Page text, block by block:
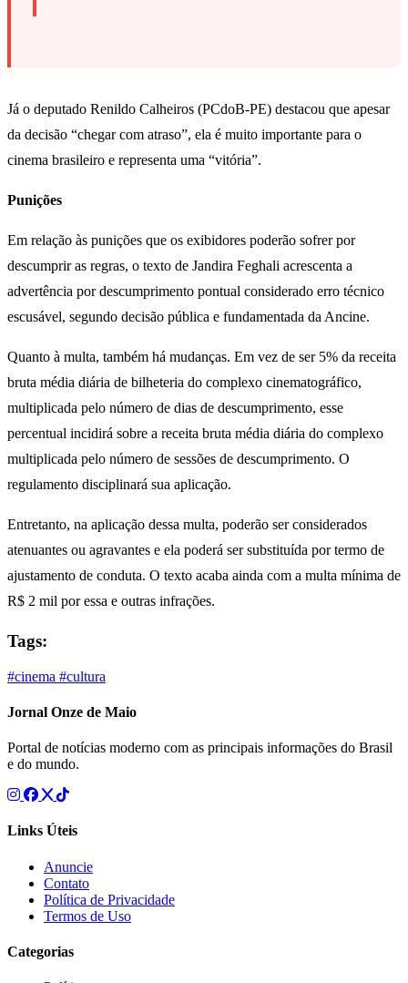
Já o deputado Renildo Calheiros (PCdoB-PE) destacou que apesar
da decisão “chegar com atraso”, ela é muito importante para o
cinema brasileiro e representa uma “vitória”.
Punições
Em relação às punições que os exibidores poderão sofrer por
descumprir as regras, o texto de Jandira Feghali acrescenta a
advertência por descumprimento pontual considerado erro técnico
escusável, segundo decisão pública e fundamentada da Ancine.
Quanto à multa, também há mudanças. Em vez de ser 5% da receita
bruta média diária de bilheteria do complexo cinematográfico,
multiplicada pelo número de dias de descumprimento, esse
percentual incidirá sobre a receita bruta média diária do complexo
multiplicada pelo número de sessões de descumprimento. O
regulamento disciplinará sua aplicação.
Entretanto, na aplicação dessa multa, poderão ser considerados
atenuantes ou agravantes e ela poderá ser substituída por termo de
ajustamento de conduta. O texto acaba ainda com a multa mínima de
R$ 2 mil por essa e outras infrações.
Tags:
#cinema #cultura
Jornal Onze de Maio
Portal de notícias moderno com as principais informações do Brasil
e do mundo.
Links Úteis
Anuncie
Contato
Política de Privacidade
Termos de Uso
Categorias